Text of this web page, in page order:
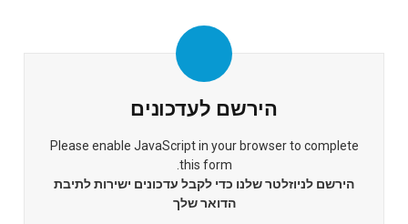
הירשם לעדכונים
Please enable JavaScript in your browser to complete
this form.
הירשם לניוזלטר שלנו כדי לקבל עדכונים ישירות לתיבת
הדואר שלך